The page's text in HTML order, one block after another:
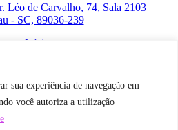
sua experiência de navegação em
você autoriza a utilização
Léo de Carvalho, 74, Sala 2103
- SC, 89036-239
Início
Parceiros
Blog
de privacidade